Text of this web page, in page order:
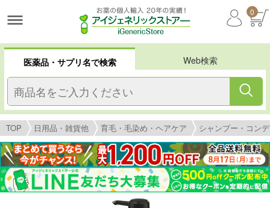
0
医薬品・サプリ名で検索 Web検索
TOP 日用品・雑貨他 育毛・毛染め・ヘアケア シャンプー・コン